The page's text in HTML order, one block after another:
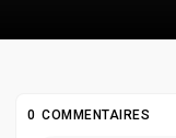
0 COMMENTAIRES